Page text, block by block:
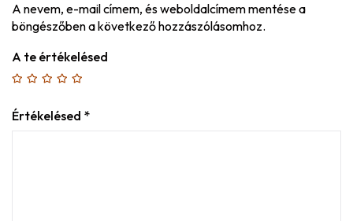
A nevem, e-mail címem, és weboldalcímem mentése a
böngészőben a következő hozzászólásomhoz.
A te értékelésed
Értékelésed *